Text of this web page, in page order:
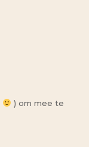
) om mee te